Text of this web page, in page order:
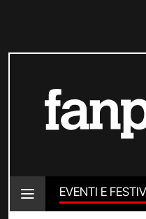
EVENTI E